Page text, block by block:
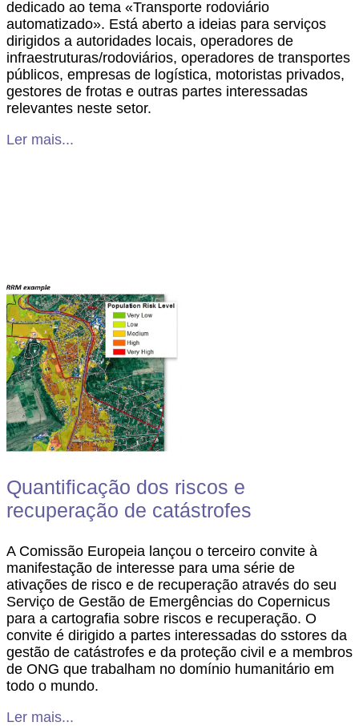
dedicado ao tema «Transporte rodoviário
automatizado». Está aberto a ideias para serviços
dirigidos a autoridades locais, operadores de
infraestruturas/rodoviários, operadores de transportes
públicos, empresas de logística, motoristas privados,
gestores de frotas e outras partes interessadas
relevantes neste setor.
Ler mais...
Quantificação dos riscos e
recuperação de catástrofes
A Comissão Europeia lançou o terceiro convite à
manifestação de interesse para uma série de
ativações de risco e de recuperação através do seu
Serviço de Gestão de Emergências do Copernicus
para a cartografia sobre riscos e recuperação. O
convite é dirigido a partes interessadas do sstores da
gestão de catástrofes e da proteção civil e a membros
de ONG que trabalham no domínio humanitário em
todo o mundo.
Ler mais...